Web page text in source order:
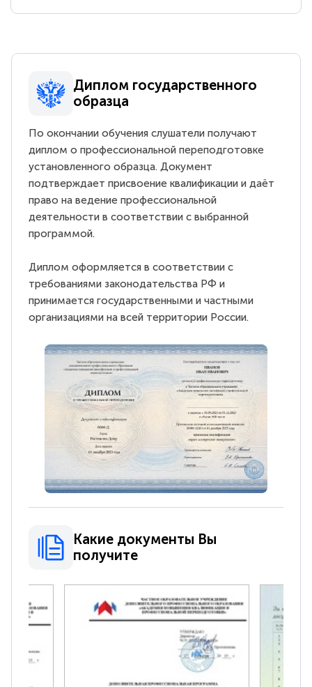
Диплом государственного
образца
По окончании обучения слушатели получают
диплом о профессиональной переподготовке
установленного образца. Документ
подтверждает присвоение квалификации и даёт
право на ведение профессиональной
деятельности в соответствии с выбранной
программой.
Диплом оформляется в соответствии с
требованиями законодательства РФ и
принимается государственными и частными
организациями на всей территории России.
Какие документы Вы
получите